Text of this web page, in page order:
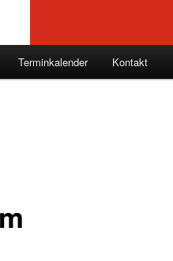
Terminkalender Kontakt